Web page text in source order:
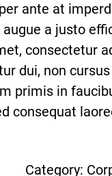
ante at
a justo
consectetur
dui, non
primis in
consequat
Category: